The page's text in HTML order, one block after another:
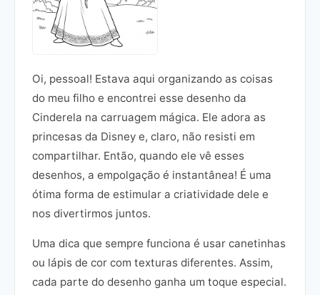
Oi, pessoal! Estava aqui organizando as coisas
do meu filho e encontrei esse desenho da
Cinderela na carruagem mágica. Ele adora as
princesas da Disney e, claro, não resisti em
compartilhar. Então, quando ele vê esses
desenhos, a empolgação é instantânea! É uma
ótima forma de estimular a criatividade dele e
nos divertirmos juntos.
Uma dica que sempre funciona é usar canetinhas
ou lápis de cor com texturas diferentes. Assim,
cada parte do desenho ganha um toque especial.